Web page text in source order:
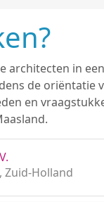
architecten in
de oriëntatie
en
Zuid-Holland